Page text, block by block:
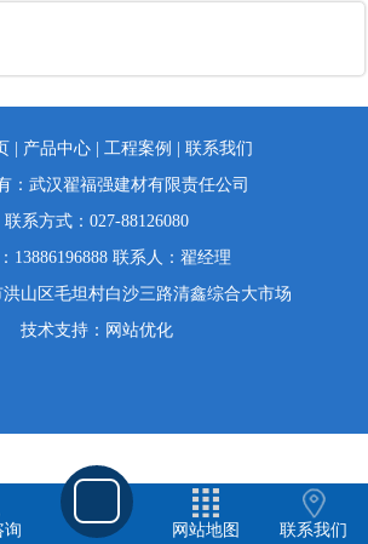
产品中心| 工程案例
联系我们
：武汉翟福强建材有限责任公司
联系方式：027-88126080
13886196888 联系人：翟经理
山区毛坦村白沙三路清鑫综合大市场
技术支持： 网站优化
询 网站地图 联系我们